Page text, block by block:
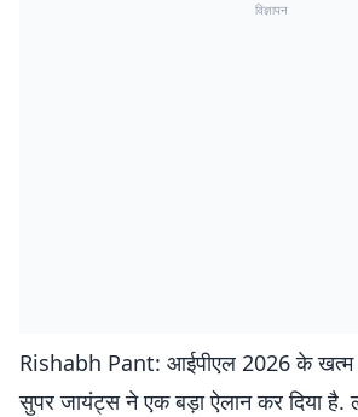
विज्ञापन
Rishabh Pant: आईपीएल 2026 के
सुपर जायंट्स ने एक बड़ा ऐलान कर दिया